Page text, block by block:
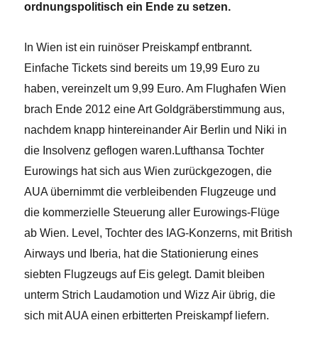
ordnungspolitisch ein Ende zu setzen.
In Wien ist ein ruinöser Preiskampf entbrannt.
Einfache Tickets sind bereits um 19,99 Euro zu
haben, vereinzelt um 9,99 Euro. Am Flughafen Wien
brach Ende 2012 eine Art Goldgräberstimmung aus,
nachdem knapp hintereinander Air Berlin und Niki in
die Insolvenz geflogen waren.Lufthansa Tochter
Eurowings hat sich aus Wien zurückgezogen, die
AUA übernimmt die verbleibenden Flugzeuge und
die kommerzielle Steuerung aller Eurowings-Flüge
ab Wien. Level, Tochter des IAG-Konzerns, mit British
Airways und Iberia, hat die Stationierung eines
siebten Flugzeugs auf Eis gelegt. Damit bleiben
unterm Strich Laudamotion und Wizz Air übrig, die
sich mit AUA einen erbitterten Preiskampf liefern.